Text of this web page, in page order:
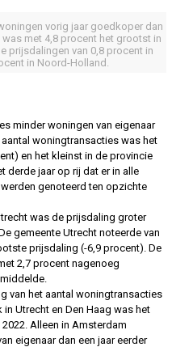
vorig jaar goedkoper dan
met 4,8 procent het grootst in
prijsdalingen van 0,8 procent in
in Noord-Holland.
minder woningen van eigenaar
woningtransacties was het
en het kleinst in de provincie
derde jaar op rij dat er in alle
genoteerd ten opzichte
was de prijsdaling groter
gemeente Utrecht noteerde van
prijsdaling (-6,9 procent). De
2,7 procent nagenoeg
van het aantal woningtransacties
Utrecht en Den Haag was het
Alleen in Amsterdam
eigenaar dan een jaar eerder